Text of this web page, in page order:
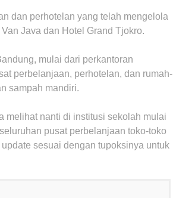
dan perhotelan yang telah mengelola
Java dan Hotel Grand Tjokro.
mulai dari perkantoran
perbelanjaan, perhotelan, dan rumah-
sampah mandiri.
melihat nanti di institusi sekolah mulai
pusat perbelanjaan toko-toko
sesuai dengan tupoksinya untuk